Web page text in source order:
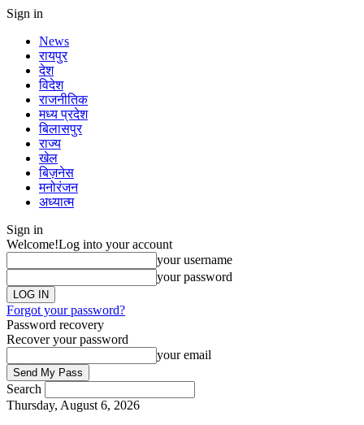
Sign in
News
रायपुर
देश
विदेश
राजनीतिक
मध्य प्रदेश
बिलासपुर
राज्य
खेल
बिज़नेस
मनोरंजन
अध्यात्म
Sign in
Welcome!Log into your account
your username
your password
Forgot your password?
Password recovery
Recover your password
your email
Search
Thursday, August 6, 2026